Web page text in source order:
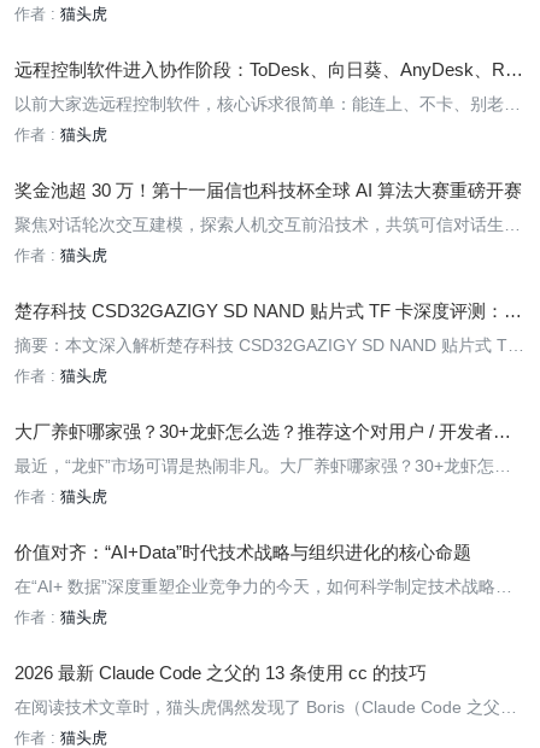
文字边缘和光影方向；判断一段视频是否经过伪造，会留意口型、表
辞是否模板化、句式是否过于工整。
作者 : 猫头虎
远程控制软件进入协作阶段：ToDesk、向日葵、AnyDesk、Rus
tDesk 怎么选？
以前大家选远程控制软件，核心诉求很简单：能连上、不卡、别老掉
线。
作者 : 猫头虎
奖金池超 30 万！第十一届信也科技杯全球 AI 算法大赛重磅开赛
聚焦对话轮次交互建模，探索人机交互前沿技术，共筑可信对话生
态，欢迎大家踊跃报名！
作者 : 猫头虎
楚存科技 CSD32GAZIGY SD NAND 贴片式 TF 卡深度评测：小
身材大容量，嵌入式存储新选择
摘要：本文深入解析楚存科技 CSD32GAZIGY SD NAND 贴片式 TF
卡的技术特性、性能表现及应用场景，为嵌入式开发者和硬件工程师
作者 : 猫头虎
⼤⼚养虾哪家强？30+⻰虾怎么选？推荐这个对⽤户 / 开发者最
友好的 TOP10 榜单
最近，“龙虾”市场可谓是热闹非凡。⼤⼚养虾哪家强？30+⻰虾怎么
选？推荐这个对⽤户 / 开发者最友好的 TOP10 榜单
作者 : 猫头虎
价值对齐：“AI+Data”时代技术战略与组织进化的核心命题
在“AI+ 数据”深度重塑企业竞争力的今天，如何科学制定技术战略、
推动组织进化，已成为决定企业高度与韧性的关键。2026 年 1 月，
据时代的技术战略与组织进化”正式开播。首期直播以“价值对齐
作者 : 猫头虎
2026 最新 Claude Code 之父的 13 条使用 cc 的技巧
在阅读技术文章时，猫头虎偶然发现了 Boris（Claude Code 之父）
分享的 13 条 Claude Code 使用技巧。这些技巧不仅能提高效率，还
作者 : 猫头虎